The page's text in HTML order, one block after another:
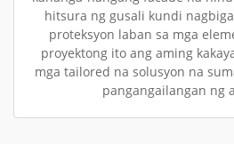
hitsura ng gusali kundi
proteksyon laban sa mga
proyektong ito ang aming
mga tailored na solusyon na
pangangailangan ng